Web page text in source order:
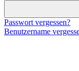
Passwort vergessen?
Benutzername